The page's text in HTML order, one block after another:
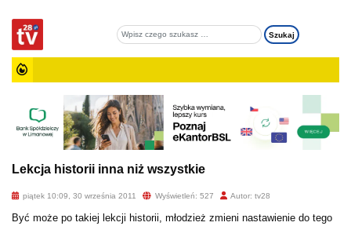
Lekcja historii inna niż wszystkie
piątek 10:09, 30 września 2011 Wyświetleń: 527 Autor: tv28
Być może po takiej lekcji historii, młodzież zmieni nastawienie do tego